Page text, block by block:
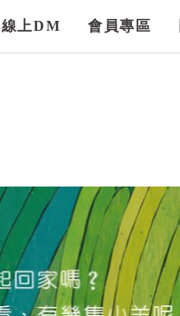
線上DM 會員專區